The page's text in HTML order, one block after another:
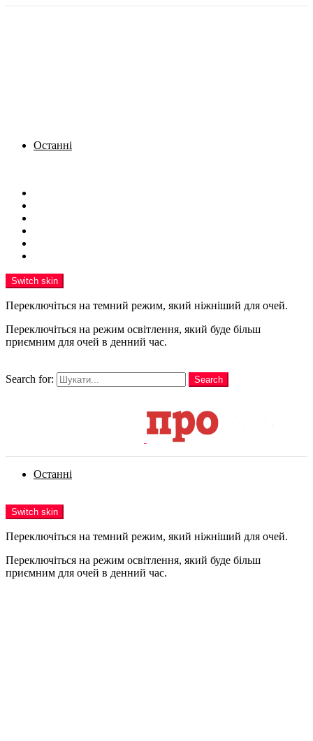
Останні
Switch skin
Переключіться на темний режим, який ніжніший для очей.
Переключіться на режим освітлення, який буде більш
приємним для очей в денний час.
Search for:
Search
Останні
Switch skin
Переключіться на темний режим, який ніжніший для очей.
Переключіться на режим освітлення, який буде більш
приємним для очей в денний час.